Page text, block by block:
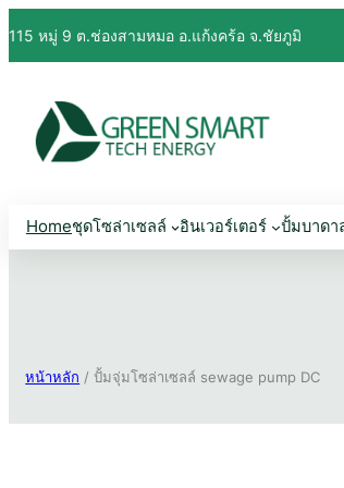
ไป
ยัง
115 หมู่ 9 ต.ช่องสามหมอ อ.แก้งคร้อ จ.ชัยภูมิ
Homeชุดโซล่าเซลล์ อินเวอร์เตอร์ ปั้มบาดา
หน้าหลัก / ปั้มจุ่มโซล่าเซลล์ sewage pump DC